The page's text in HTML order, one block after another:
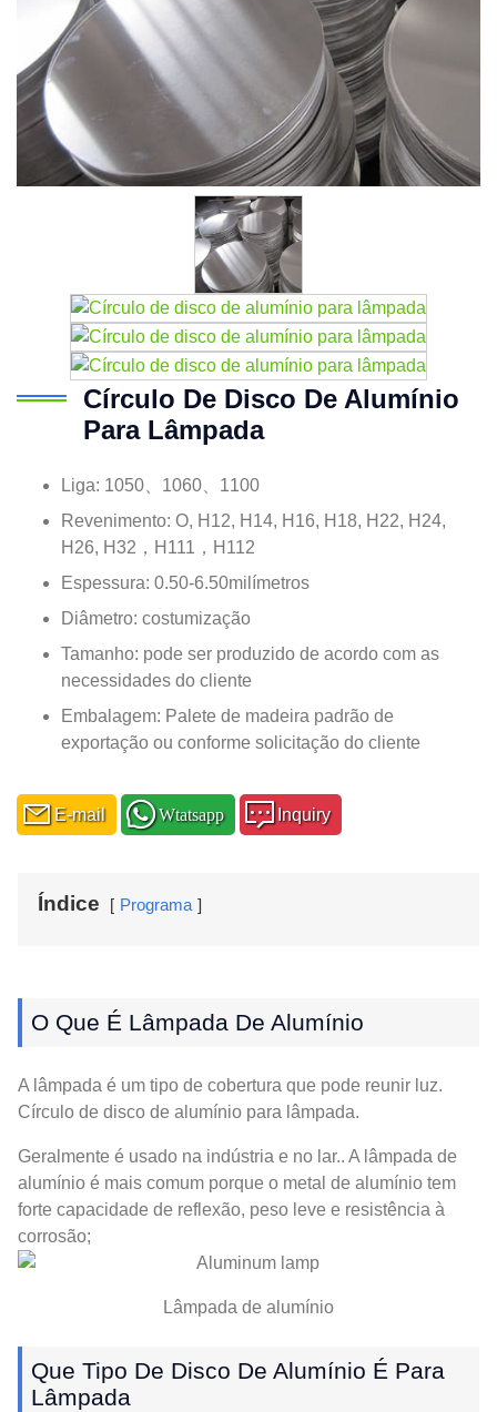
Círculo De Disco De Alumínio
Para Lâmpada
Liga: 1050、1060、1100
Revenimento: O, H12, H14, H16, H18, H22, H24,
H26, H32，H111，H112
Espessura: 0.50-6.50milímetros
Diâmetro: costumização
Tamanho: pode ser produzido de acordo com as
necessidades do cliente
Embalagem: Palete de madeira padrão de
exportação ou conforme solicitação do cliente
E-mail Wtatsapp Inquiry
Índice Programa
O Que É Lâmpada De Alumínio
A lâmpada é um tipo de cobertura que pode reunir luz.
Círculo de disco de alumínio para lâmpada.
Geralmente é usado na indústria e no lar.. A lâmpada de
alumínio é mais comum porque o metal de alumínio tem
forte capacidade de reflexão, peso leve e resistência à
corrosão;
Lâmpada de alumínio
Que Tipo De Disco De Alumínio É Para
Lâmpada